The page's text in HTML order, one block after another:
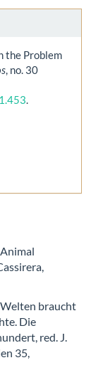
the Problem
, no. 30
.
braucht
Die
red. J.
35,